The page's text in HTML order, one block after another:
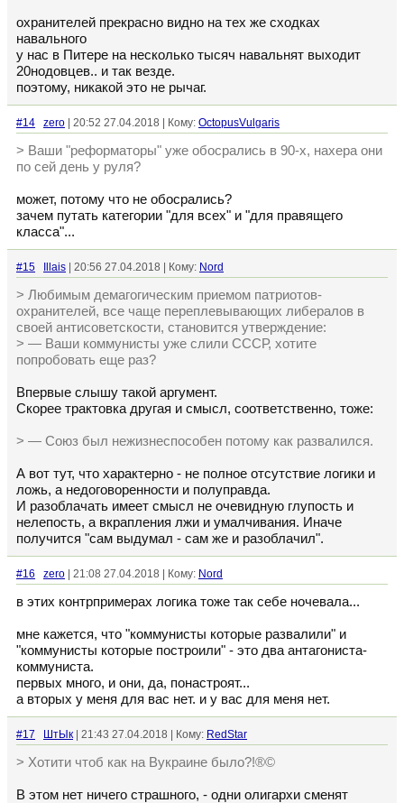
охранителей прекрасно видно на тех же сходках
навального
у нас в Питере на несколько тысяч навальнят выходит
20нодовцев.. и так везде.
поэтому, никакой это не рычаг.
#14 zero | 20:52 27.04.2018 | Кому: OctopusVulgaris
> Ваши "реформаторы" уже обосрались в 90-х, нахера они
по сей день у руля?
может, потому что не обосрались?
зачем путать категории "для всех" и "для правящего
класса"...
#15 Illais | 20:56 27.04.2018 | Кому: Nord
> Любимым демагогическим приемом патриотов-
охранителей, все чаще переплевывающих либералов в
своей антисоветскости, становится утверждение:
> — Ваши коммунисты уже слили СССР, хотите
попробовать еще раз?
Впервые слышу такой аргумент.
Скорее трактовка другая и смысл, соответственно, тоже:
> — Союз был нежизнеспособен потому как развалился.
А вот тут, что характерно - не полное отсутствие логики и
ложь, а недоговоренности и полуправда.
И разоблачать имеет смысл не очевидную глупость и
нелепость, а вкрапления лжи и умалчивания. Иначе
получится "сам выдумал - сам же и разоблачил".
#16 zero | 21:08 27.04.2018 | Кому: Nord
в этих контрпримерах логика тоже так себе ночевала...
мне кажется, что "коммунисты которые развалили" и
"коммунисты которые построили" - это два антагониста-
коммуниста.
первых много, и они, да, понастроят...
а вторых у меня для вас нет. и у вас для меня нет.
#17 ШтЫк | 21:43 27.04.2018 | Кому: RedStar
> Хотити чтоб как на Вукраине было?!®©
В этом нет ничего страшного, - одни олигархи сменят